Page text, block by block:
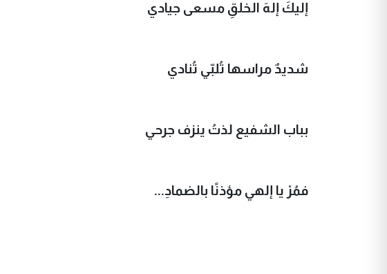
إليكَ إلهَ الخلقِ مسعى جيادي
شديدٌ مراسها تُلبّي تُنادي
بباب الشفيع لذتُ ينزف جرحي
فمُرْ يا إلهي مؤذنًا بالضمادِ...